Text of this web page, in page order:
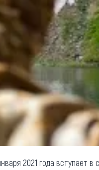
2021 года вступает